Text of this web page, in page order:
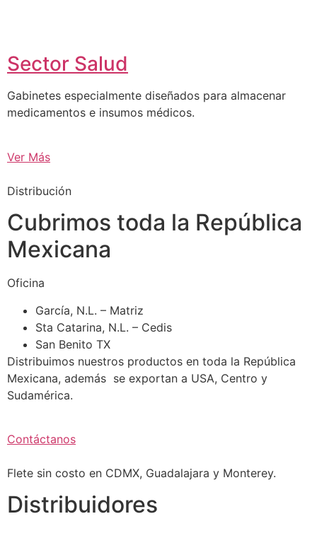
Sector Salud
Gabinetes especialmente diseñados para almacenar
medicamentos e insumos médicos.
Ver Más
Distribución
Cubrimos toda la República
Mexicana
Oficina
García, N.L. – Matriz
Sta Catarina, N.L. – Cedis
San Benito TX
Distribuimos nuestros productos en toda la República
Mexicana, además se exportan a USA, Centro y
Sudamérica.
Contáctanos
Flete sin costo en CDMX, Guadalajara y Monterey.
Distribuidores